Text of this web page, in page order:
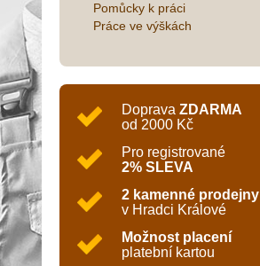
Pomůcky k práci
Práce ve výškách
Doprava ZDARMA
od 2000 Kč
Pro registrované
2% SLEVA
2 kamenné prodejny
v Hradci Králové
Možnost placení
platební kartou